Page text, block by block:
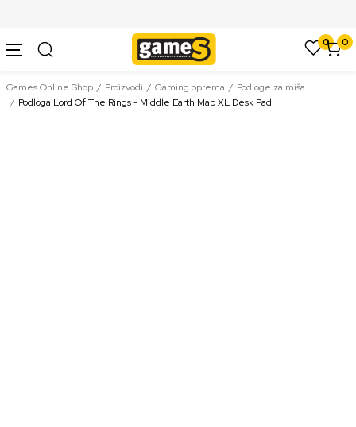
0 0
Games Online Shop Proizvodi Gaming oprema
Podloge za miša
Podloga Lord Of The Rings - Middle Earth Map XL Desk Pad